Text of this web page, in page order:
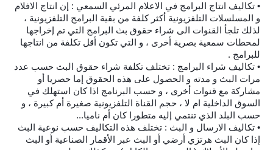
• تكاليف انتاج البرامج في الاعلام المرئي السمعي : إن انتاج الافلام
و المسلسلات التلفزيونية أكثر كلفة من بقية البرامج التلفزيونية ،
لذلك تلجأ القنوات الى شراء حقوق بث البرامج التي تم إخراجها
لمحطات سمعية بصرية أخرى ، و التي تكون أقل تكلفة من انتاجها
للبرامج .
• تكاليف شراء البرامج : تختلف تكلفة شراء حقوق البث حسب عدد
مرات البث و مدته و الحصول على هذه الحقوق إما حصريا أو
مشاركة مع قنوات أخرى ، و حسب البرنامج اذا كان استهلك في
السوق الداخلية ام لا ، حجم القناة التلفزيونية صغيرة أم كبيرة ، و
حسب البلد الذي تنتمي إليه متطورا كان أم ناميا...
• تكاليف الارسال و البث : تختلف هذه التكاليف حسب نوعية البث
إذا كان البث هرتزي أرضي أو البث عبر الأقمار الصناعية أو البث